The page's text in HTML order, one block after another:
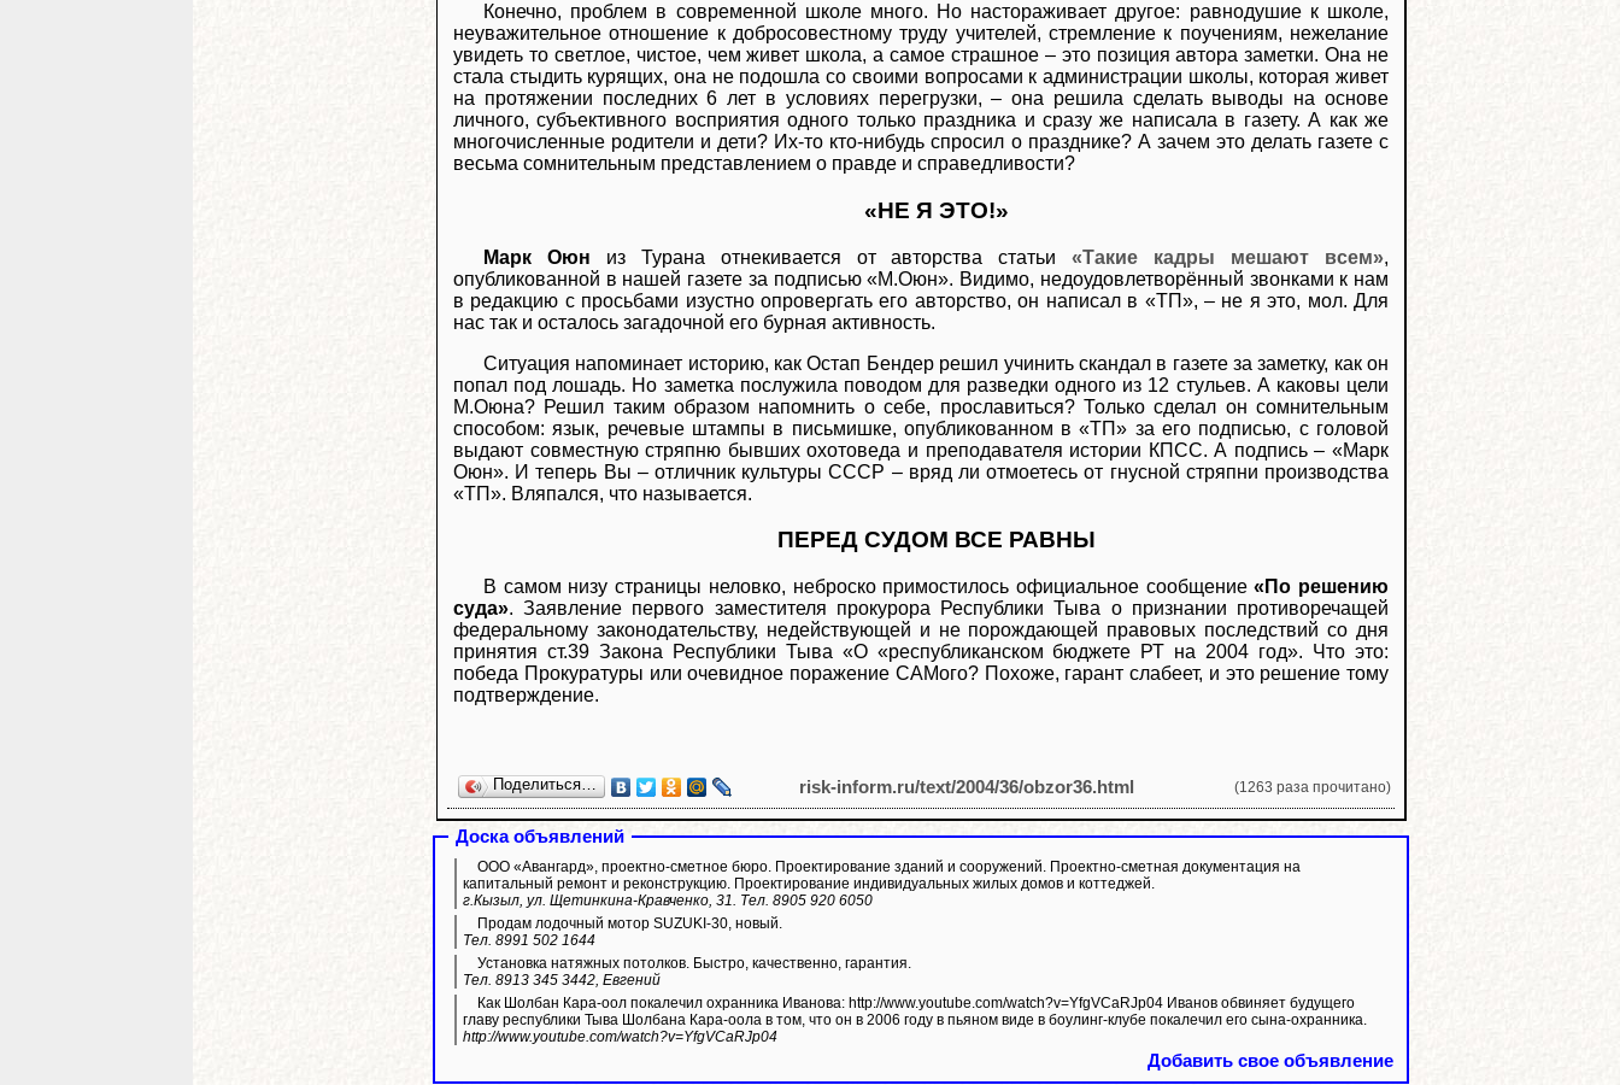
Конечно, проблем в современной школе много. Но настораживает другое: равнодушие к школе,
неуважительное отношение к добросовестному труду учителей, стремление к поучениям, нежелание
увидеть то светлое, чистое, чем живет школа, а самое страшное – это позиция автора заметки. Она не
стала стыдить курящих, она не подошла со своими вопросами к администрации школы, которая живет
на протяжении последних 6 лет в условиях перегрузки, – она решила сделать выводы на основе
личного, субъективного восприятия одного только праздника и сразу же написала в газету. А как же
многочисленные родители и дети? Их-то кто-нибудь спросил о празднике? А зачем это делать газете с
весьма сомнительным представлением о правде и справедливости?
«НЕ Я ЭТО!»
Марк Оюн из Турана отнекивается от авторства статьи«Такие кадры мешают всем»,
опубликованной в нашей газете за подписью «М.Оюн». Видимо, недоудовлетворённый звонками к нам
в редакцию с просьбами изустно опровергать его авторство, он написал в «ТП», – не я это, мол. Для
нас так и осталось загадочной его бурная активность.
Ситуация напоминает историю, как Остап Бендер решил учинить скандал в газете за заметку, как он
попал под лошадь. Но заметка послужила поводом для разведки одного из 12 стульев. А каковы цели
М.Оюна? Решил таким образом напомнить о себе, прославиться? Только сделал он сомнительным
способом: язык, речевые штампы в письмишке, опубликованном в «ТП» за его подписью, с головой
выдают совместную стряпню бывших охотоведа и преподавателя истории КПСС. А подпись – «Марк
Оюн». И теперь Вы – отличник культуры СССР – вряд ли отмоетесь от гнусной стряпни производства
«ТП». Вляпался, что называется.
ПЕРЕД СУДОМ ВСЕ РАВНЫ
В самом низу страницы неловко, неброско примостилось официальное сообщение«По решению
суда». Заявление первого заместителя прокурора Республики Тыва о признании противоречащей
федеральному законодательству, недействующей и не порождающей правовых последствий со дня
принятия ст.39 Закона Республики Тыва «О «республиканском бюджете РТ на 2004 год». Что это:
победа Прокуратуры или очевидное поражение САМого? Похоже, гарант слабеет, и это решение тому
подтверждение.
Поделиться… risk-inform.ru/text/2004/36/obzor36.html (1263 раза прочитано)
Доска объявлений
ООО «Авангард», проектно-сметное бюро. Проектирование зданий и сооружений. Проектно-сметная документация на
капитальный ремонт и реконструкцию. Проектирование индивидуальных жилых домов и коттеджей.
г.Кызыл, ул. Щетинкина-Кравченко, 31. Тел. 8905 920 6050
Продам лодочный мотор SUZUKI-30, новый.
Тел. 8991 502 1644
Установка натяжных потолков. Быстро, качественно, гарантия.
Тел. 8913 345 3442, Евгений
Как Шолбан Кара-оол покалечил охранника Иванова: http://www.youtube.com/watch?v=YfgVCaRJp04 Иванов обвиняет будущего
главу республики Тыва Шолбана Кара-оола в том, что он в 2006 году в пьяном виде в боулинг-клубе покалечил его сына-охранника.
http://www.youtube.com/watch?v=YfgVCaRJp04
Добавить свое объявление